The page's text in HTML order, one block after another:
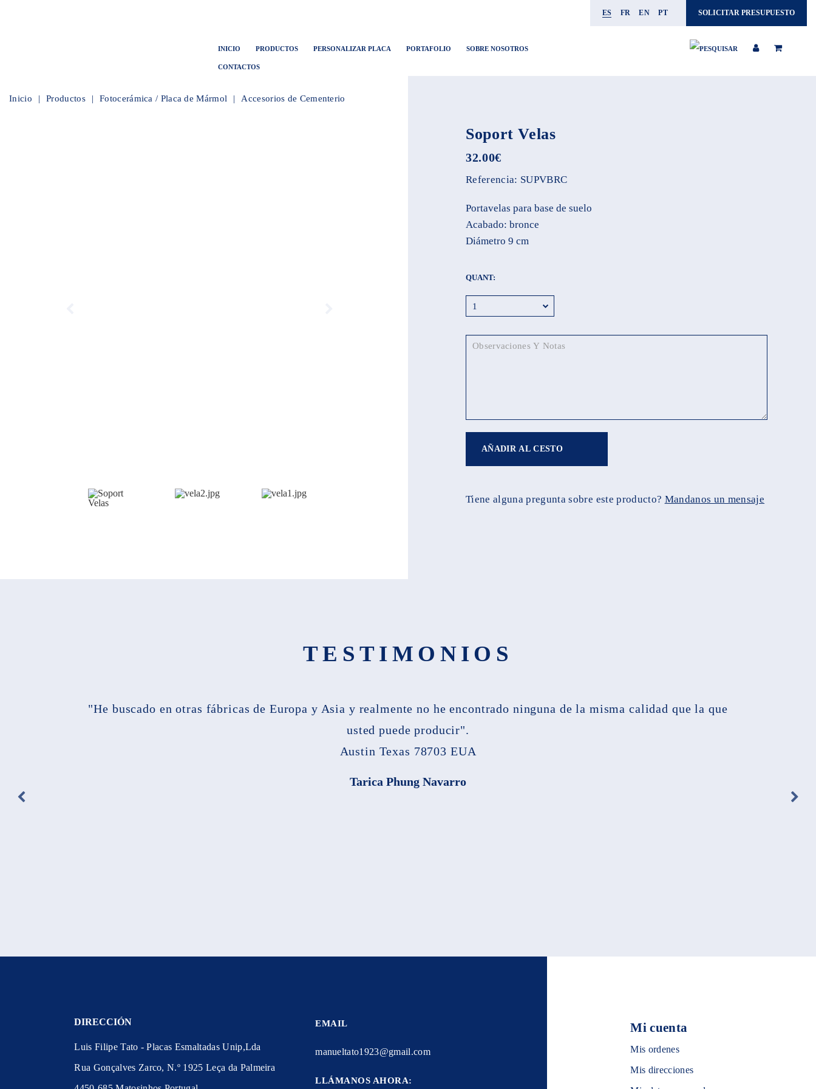
INICIO PRODUCTOS PERSONALIZAR PLACA PORTAFOLIO SOBRE NOSOTROS
CONTACTOS
ES FR EN PT SOLICITAR PRESUPUESTO
Inicio Productos Fotocerámica / Placa de Mármol Accesorios de Cementerio
Soport Velas
32.00€
Referencia: SUPVBRC
Portavelas para base de suelo
Acabado: bronce
Diámetro 9 cm
QUANT:
AÑADIR AL CESTO
Tiene alguna pregunta sobre este producto? Mandanos un mensaje
TESTIMONIOS
"He buscado en otras fábricas de Europa y Asia y realmente no he encontrado ninguna de la misma calidad que la que
usted puede producir".
Austin Texas 78703 EUA
Tarica Phung Navarro
DIRECCIÓN
Luis Filipe Tato - Placas Esmaltadas Unip,Lda
Rua Gonçalves Zarco, N.º 1925 Leça da Palmeira
EMAIL
manueltato1923@gmail.com
LLÁMANOS AHORA:
Mi cuenta
Mis ordenes
Mis direcciones